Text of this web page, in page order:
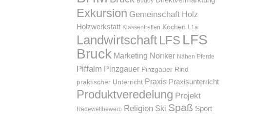
Exkursion Gemeinschaft Holz
Holzwerkstatt Klassentreffen Kochen L1a
Landwirtschaft LFS LFS
Bruck Marketing Noriker Nähen Pferde
Piffalm Pinzgauer Pinzgauer Rind
praktischer Unterricht Praxis Praxisunterricht
Produktveredelung Projekt
Redewettbewerb Religion Ski Spaß Sport